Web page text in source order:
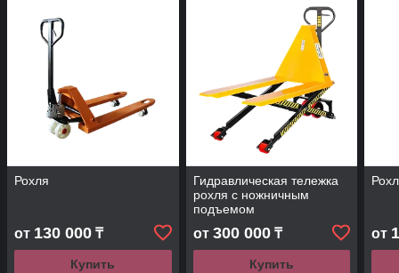
Рохля
от 130 000 ₸
Купить
Гидравлическая тележка
рохля с ножничным
подъемом
от 300 000₸
Купить
от